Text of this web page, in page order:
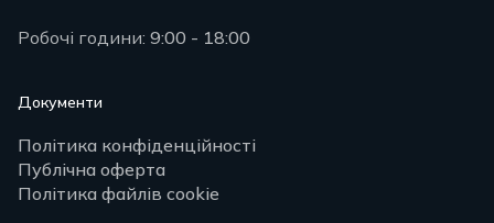
Робочі години: 9:00 - 18:00
Документи
Політика конфіденційності
Публічна оферта
Політика файлів cookie